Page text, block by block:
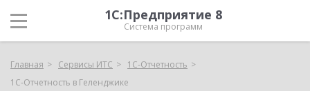
1С:Предприятие 8
Система программ
Главная Сервисы ИТС
1С-Отчетность
1С-Отчетность в Геленджике